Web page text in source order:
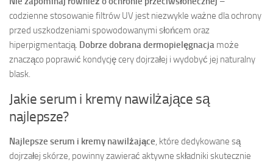
codzienne stosowanie filtrów UV jest niezwykle ważne dla ochrony
przed uszkodzeniami spowodowanymi słońcem oraz
hiperpigmentacją. Dobrze dobrana dermopielęgnacja może
znacząco poprawić kondycję cery dojrzałej i wydobyć jej naturalny
blask.
Jakie serum i kremy nawilżające są
najlepsze?
Najlepsze serum i kremy nawilżające, które dedykowane są
dojrzałej skórze, powinny zawierać aktywne składniki skutecznie